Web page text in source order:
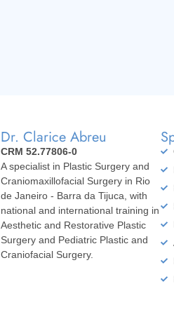
Dr. Clarice Abreu
CRM 52.77806-0
A specialist in Plastic Surgery and
Craniomaxillofacial Surgery in Rio
de Janeiro - Barra da Tijuca, with
national and international training in
Aesthetic and Restorative Plastic
Surgery and Pediatric Plastic and
Craniofacial Surgery.